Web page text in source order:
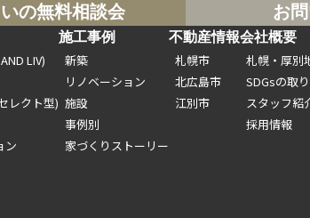
の無料相談会 お
LIV)
レクト型)
ン
施工事例
新築
リノベーション
施設
事例別
家づくりストーリー
不動産情報
札幌市
北広島市
江別市
会社概要
札幌・厚別
SDGsの取
スタッフ紹
採用情報